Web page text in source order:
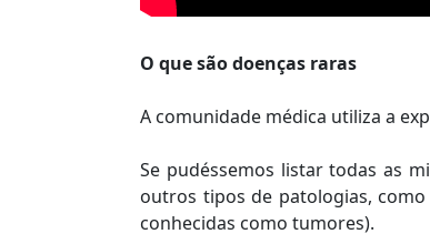
O que são doenças raras
A comunidade médica utiliza a
Se pudéssemos listar todas as
outros tipos de patologias,
conhecidas como tumores).